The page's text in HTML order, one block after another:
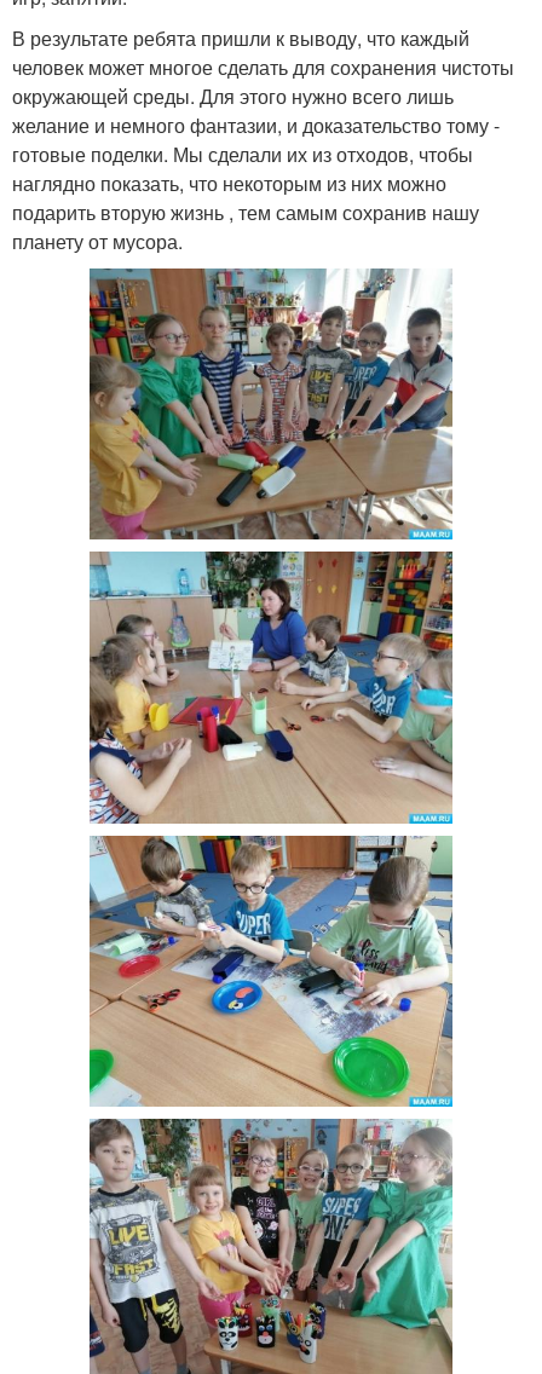
В результате ребята пришли к выводу, что каждый
человек может многое сделать для сохранения чистоты
окружающей среды. Для этого нужно всего лишь
желание и немного фантазии, и доказательство тому -
готовые поделки. Мы сделали их из отходов, чтобы
наглядно показать, что некоторым из них можно
подарить вторую жизнь , тем самым сохранив нашу
планету от мусора.